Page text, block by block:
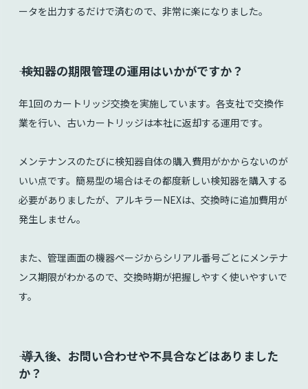
ータを出力するだけで済むので、非常に楽になりました。
⸺ 検知器の期限管理の運用はいかがですか？
年1回のカートリッジ交換を実施しています。各支社で交換作
業を行い、古いカートリッジは本社に返却する運用です。
メンテナンスのたびに検知器自体の購入費用がかからないのが
いい点です。簡易型の場合はその都度新しい検知器を購入する
必要がありましたが、アルキラーNEXは、交換時に追加費用が
発生しません。
また、管理画面の機器ページからシリアル番号ごとにメンテナ
ンス期限がわかるので、交換時期が把握しやすく使いやすいで
す。
⸺ 導入後、お問い合わせや不具合などはありました
か？